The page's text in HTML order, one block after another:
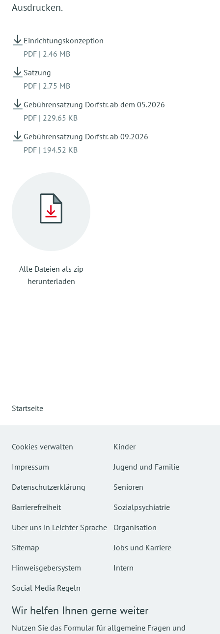
(ohne gesetzliche Feiertage)
Ausdrucken.
Einrichtungskonzeption
PDF | 2.46 MB
Satzung
PDF | 2.75 MB
Gebührensatzung Dorfstr. ab dem 05.2026
PDF | 229.65 KB
Gebührensatzung Dorfstr. ab 09.2026
PDF | 194.52 KB
Alle Dateien als zip
herunterladen
Startseite
Cookies verwalten
Impressum
Datenschutzerklärung
Barrierefreiheit
Über uns in Leichter Sprache
Sitemap
Hinweisgebersystem
Social Media Regeln
Kinder
Jugend und Familie
Senioren
Sozialpsychiatrie
Organisation
Jobs und Karriere
Intern
Wir helfen Ihnen gerne weiter
Nutzen Sie das Formular für allgemeine Fragen und